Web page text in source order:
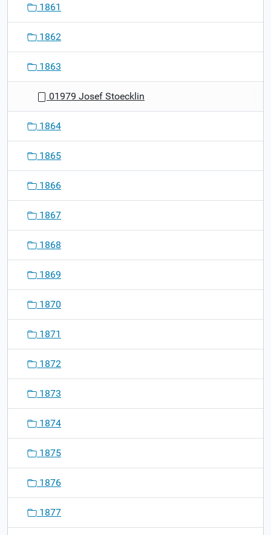
1861
1862
1863
01979 Josef Stoecklin
1864
1865
1866
1867
1868
1869
1870
1871
1872
1873
1874
1875
1876
1877